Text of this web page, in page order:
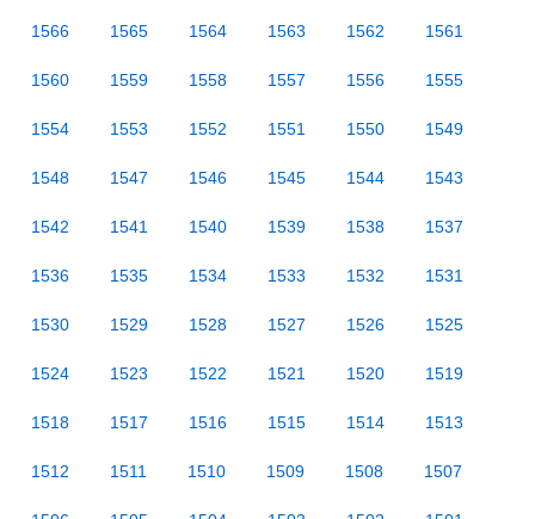
1566 1565 1564 1563 1562 1561
1560 1559 1558 1557 1556 1555
1554 1553 1552 1551 1550 1549
1548 1547 1546 1545 1544 1543
1542 1541 1540 1539 1538 1537
1536 1535 1534 1533 1532 1531
1530 1529 1528 1527 1526 1525
1524 1523 1522 1521 1520 1519
1518 1517 1516 1515 1514 1513
1512 1511 1510 1509 1508 1507